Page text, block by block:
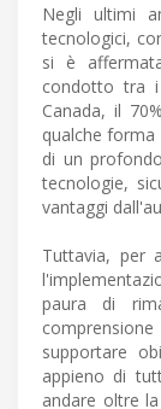
Negli ultimi
tecnologici,
si è
condotto tra
Canada, il
qualche
di un
tecnologie,
vantaggi
Tuttavia, per
paura di
supportare
appieno di
andare oltre